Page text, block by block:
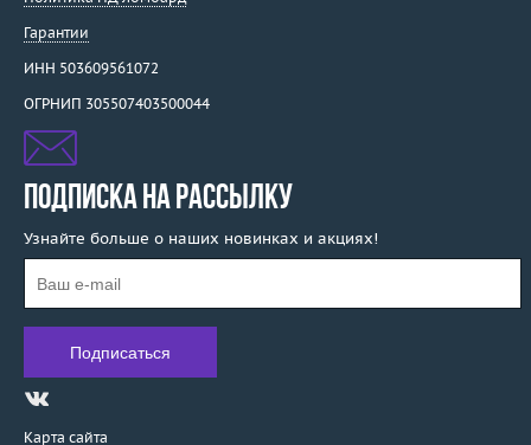
Гарантии
ИНН 503609561072
ОГРНИП 305507403500044
ПОДПИСКА НА РАССЫЛКУ
Узнайте больше о наших новинках и акциях!
Карта сайта